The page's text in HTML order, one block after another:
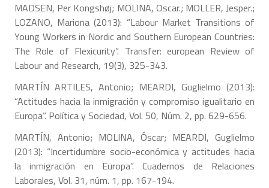
MADSEN, Per Kongshøj; MOLINA, Oscar.; MOLLER, Jesper.;
LOZANO, Mariona (2013): “Labour Market Transitions of
Young Workers in Nordic and Southern European Countries:
The Role of Flexicurity”. Transfer: european Review of
Labour and Research, 19(3), 325-343.
MARTÍN ARTILES, Antonio; MEARDI, Guglielmo (2013):
“Actitudes hacia la inmigración y compromiso igualitario en
Europa”. Política y Sociedad, Vol. 50, Núm. 2, pp. 629-656.
MARTÍN, Antonio; MOLINA, Óscar; MEARDI, Guglielmo
(2013): “Incertidumbre socio-económica y actitudes hacia
la inmigración en Europa”. Cuadernos de Relaciones
Laborales, Vol. 31, núm. 1, pp. 167-194.